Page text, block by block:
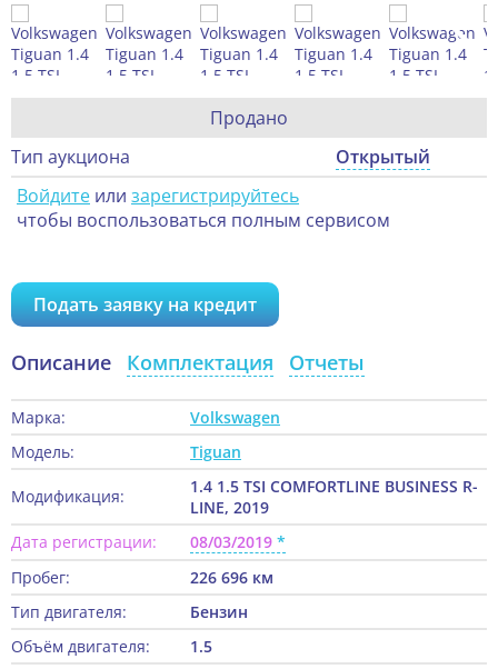
Продано
Тип аукциона
Открытый
Войдите или зарегистрируйтесь
чтобы воспользоваться полным сервисом
Подать заявку на кредит
Описание Комплектация Отчеты
Марка:
Volkswagen
Модель:
Tiguan
Модификация:
1.4 1.5 TSI COMFORTLINE BUSINESS R-
LINE, 2019
Дата регистрации:
08/03/2019
Пробег:
226 696 км
Тип двигателя:
Бензин
Объём двигателя:
1.5